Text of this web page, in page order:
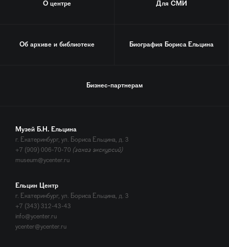
О центре Для СМИ
Об архиве и библиотеке Биография Бориса Ельцина
Бизнес-партнерам
Музей Б.Н. Ельцина
г. Екатеринбург, ул. Бориса Ельцина, д. 3
+7 (909) 006-70-70 (заказ экскурсий)
museum@ycenter.ru
Ельцин Центр
г. Екатеринбург, ул. Бориса Ельцина, д. 3
+7 (343) 312-43-43
info@ycenter.ru
ycenter@ycenter.ru